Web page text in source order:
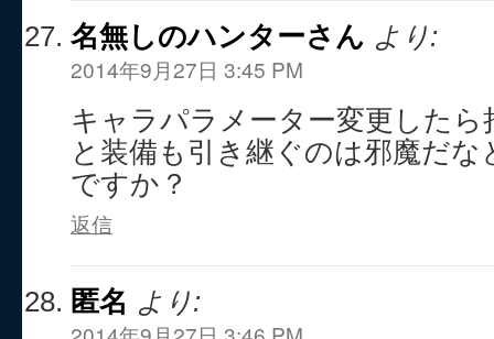
名無しのハンターさん より:
2014年9月27日 3:45 PM
キャラパラメーター変更した
と装備も引き継ぐのは邪魔だ
ですか？
返信
匿名 より: